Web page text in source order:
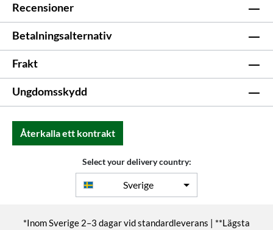
Recensioner
Betalningsalternativ
Frakt
Ungdomsskydd
Återkalla ett kontrakt
Select your delivery country:
Sverige
*Inom Sverige 2–3 dagar vid standardleverans | **Lägsta